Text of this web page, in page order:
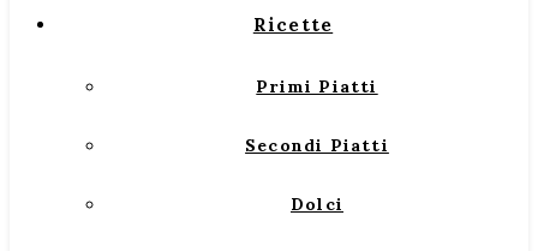
Ricette
Primi Piatti
Secondi Piatti
Dolci